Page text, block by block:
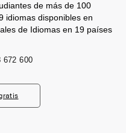
de más de 100
idiomas disponibles en
de Idiomas en 19 países
672 600